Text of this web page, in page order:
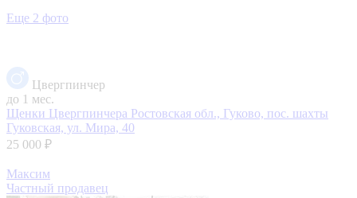
Еще 2 фото
Цвергпинчер
до 1 мес.
Щенки Цвергпинчера Ростовская обл., Гуково, пос. шахты
Гуковская, ул. Мира, 40
25 000 ₽
Максим
Частный продавец